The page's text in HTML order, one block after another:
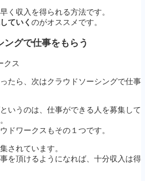
く収入を得られる方法です。
ていく のがオススメです。
ングで仕事をもらう
たら、次はクラウドソーシングで仕事
いうのは、仕事ができる人を募集して
ドワークスもその１つです。
されています。
を頂けるようになれば、十分収入は得